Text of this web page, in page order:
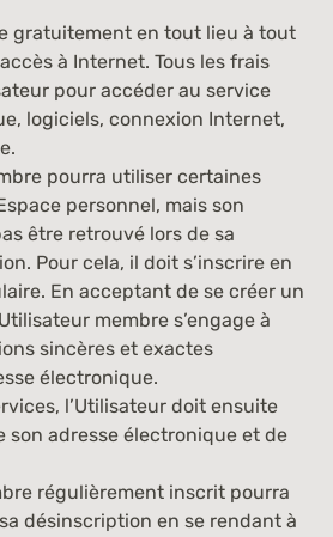
gratuitement en tout lieu à tout
à Internet. Tous les frais
pour accéder au service
logiciels, connexion Internet,
pourra utiliser certaines
personnel, mais son
être retrouvé lors de sa
Pour cela, il doit s’inscrire en
En acceptant de se créer un
membre s’engage à
sincères et exactes
électronique.
l’Utilisateur doit ensuite
son adresse électronique et de
régulièrement inscrit pourra
désinscription en se rendant à